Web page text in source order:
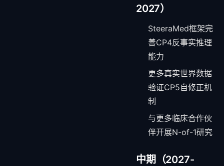
2027）
SteeraMed框架完
善CP4反事实推理
能力
更多真实世界数据
验证CP5自修正机
制
与更多临床合作伙
伴开展N-of-1研究
中期（2027-